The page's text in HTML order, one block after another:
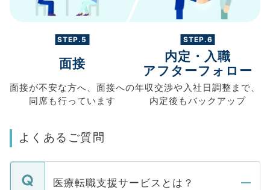
STEP.5
面接
面接が不安な方へ、 面接への
同席も行っています
STEP.6
内定・入職
アフターフォロー
年収交渉や入社日調整まで、
内定後もバックアップ
よくあるご質問
医療転職支援サービスとは？